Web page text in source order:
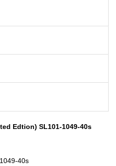
Edtion) SL101-1049-40s
40s